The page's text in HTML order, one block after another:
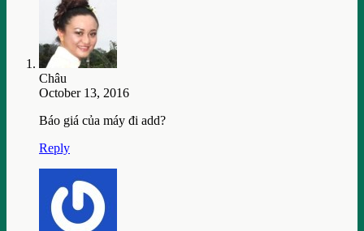
Châu
October 13, 2016
Báo giá của máy đi add?
Reply